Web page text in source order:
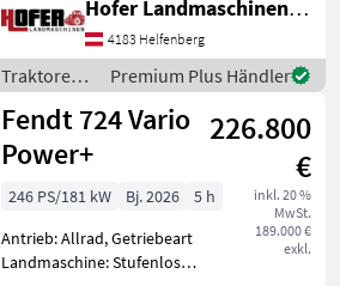
Zapfwellendrehzahl:
540/540E/1000/1000E,
Höchstgeschwindigkeit in
km/h: 50 km/h, Aufla
Hofer Landmaschinen Handels GmbH.
4183 Helfenberg
Traktoren /
Fendt
Premium Plus Händler
Fendt 724 Vario
Power+
226.800
€
inkl. 20 %
MwSt.
189.000 €
exkl.
246 PS/181 kW Bj. 2026
5 h
Antrieb: Allrad, Getriebeart
Landmaschine: Stufenloses